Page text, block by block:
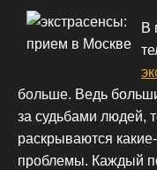
В
больше. Ведь
за судьбами людей,
раскрываются
проблемы. Каждый